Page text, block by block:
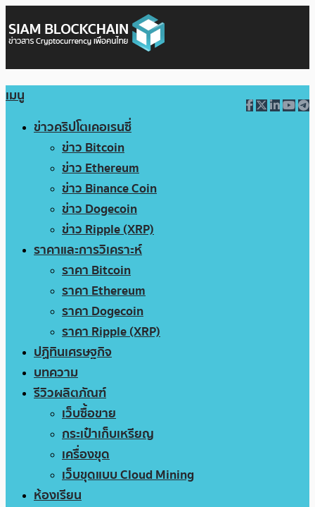
เมนู
ข่าวคริปโตเคอเรนซี่
ข่าว Bitcoin
ข่าว Ethereum
ข่าว Binance Coin
ข่าว Dogecoin
ข่าว Ripple (XRP)
ราคาและการวิเคราะห์
ราคา Bitcoin
ราคา Ethereum
ราคา Dogecoin
ราคา Ripple (XRP)
ปฏิทินเศรษฐกิจ
บทความ
รีวิวผลิตภัณฑ์
เว็บซื้อขาย
กระเป๋าเก็บเหรียญ
เครื่องขุด
เว็บขุดแบบ Cloud Mining
ห้องเรียน